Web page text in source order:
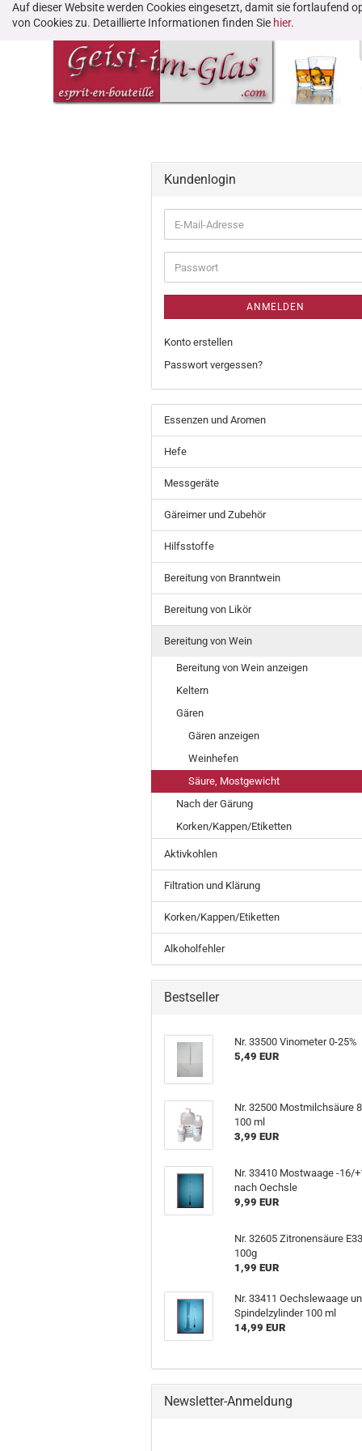
Auf dieser Website werden Cookies eingesetzt, damit sie fortlaufend
von Cookies zu. Detaillierte Informationen finden Sie hier.
Kundenlogin
ANMELDEN
Konto erstellen
Passwort vergessen?
Essenzen und Aromen
Hefe
Messgeräte
Gäreimer und Zubehör
Hilfsstoffe
Bereitung von Branntwein
Bereitung von Likör
Bereitung von Wein
Bereitung von Wein anzeigen
Keltern
Gären
Gären anzeigen
Weinhefen
Säure, Mostgewicht
Nach der Gärung
Korken/Kappen/Etiketten
Aktivkohlen
Filtration und Klärung
Korken/Kappen/Etiketten
Alkoholfehler
Bestseller
Nr. 33500 Vinometer 0-25%
5,49 EUR
Nr. 32500 Mostmilchsäure
100 ml
3,99 EUR
Nr. 33410 Mostwaage -16/
nach Oechsle
9,99 EUR
Nr. 32605 Zitronensäure
100g
1,99 EUR
Nr. 33411 Oechslewaage
Spindelzylinder 100 ml
14,99 EUR
Newsletter-Anmeldung